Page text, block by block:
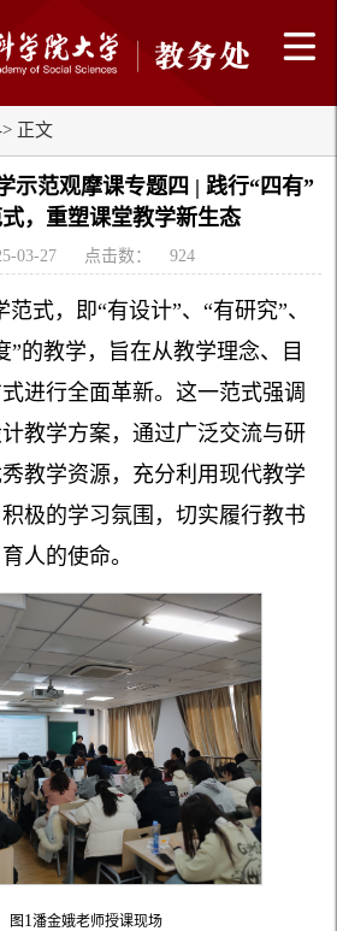
正文
示范观摩课专题四 | 践行“四有”
，重塑课堂教学新生态
03-27 点击数： 924
式，即“有设计”、“有研究”、
”的教学，旨在从教学理念、目
进行全面革新。这一范式强调
教学方案，通过广泛交流与研
教学资源，充分利用现代教学
极的学习氛围，切实履行教书
育人的使命。
图 1 潘金娥老师授课现场